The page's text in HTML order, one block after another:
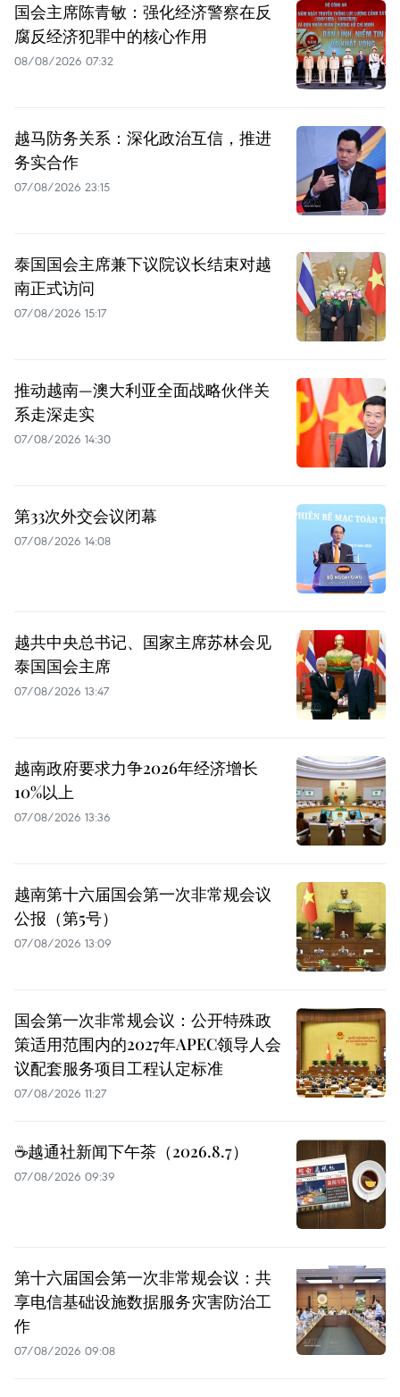
国会主席陈青敏：强化经济警察在反
腐反经济犯罪中的核心作用
08/08/2026 07:32
越马防务关系：深化政治互信，推进
务实合作
07/08/2026 23:15
泰国国会主席兼下议院议长结束对越
南正式访问
07/08/2026 15:17
推动越南—澳大利亚全面战略伙伴关
系走深走实
07/08/2026 14:30
第33次外交会议闭幕
07/08/2026 14:08
越共中央总书记、国家主席苏林会见
泰国国会主席
07/08/2026 13:47
越南政府要求力争2026年经济增长
10%以上
07/08/2026 13:36
越南第十六届国会第一次非常规会议
公报（第5号）
07/08/2026 13:09
国会第一次非常规会议：公开特殊政
策适用范围内的2027年APEC领导人会
议配套服务项目工程认定标准
07/08/2026 11:27
☕️越通社新闻下午茶（2026.8.7）
07/08/2026 09:39
第十六届国会第一次非常规会议：共
享电信基础设施数据服务灾害防治工
作
07/08/2026 09:08